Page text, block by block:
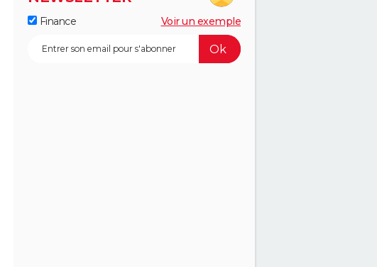
Finance Voir un exemple